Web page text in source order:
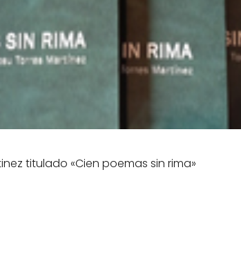
titulado «Cien poemas sin rima»